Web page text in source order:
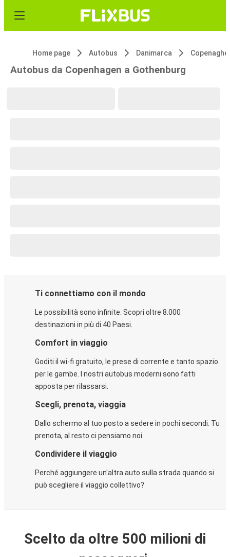
Home page Autobus Danimarca
Autobus da Copenhagen a Gothenburg
Ti connettiamo con il mondo
Le possibilità sono infinite. Scopri oltre 8.000
destinazioni in più di 40 Paesi.
Comfort in viaggio
Goditi il wi-fi gratuito, le prese di corrente e tanto spazio
per le gambe. I nostri autobus moderni sono fatti
apposta per rilassarsi.
Scegli, prenota, viaggia
Dallo schermo al tuo posto a sedere in pochi secondi. Tu
prenota, al resto ci pensiamo noi.
Condividere il viaggio
Perché aggiungere un'altra auto sulla strada quando si
può scegliere il viaggio collettivo?
Scelto da oltre 500 milioni di